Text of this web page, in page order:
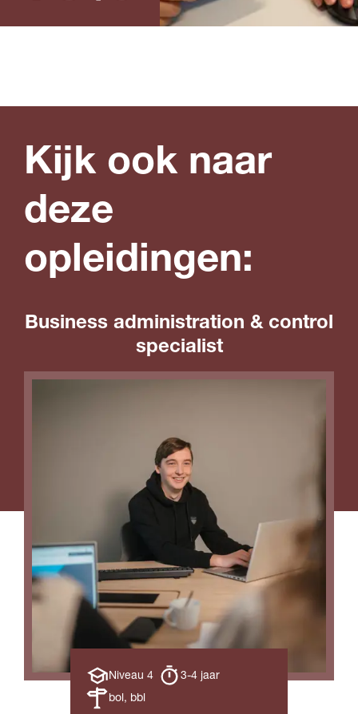
Kijk ook naar
deze
opleidingen:
Business administration & control
specialist
Opleiding
Niveau 4
Opleiding
duur
3-4 jaar
Leerweg
bol, bbl